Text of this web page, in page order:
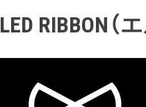
LED RIBBON（